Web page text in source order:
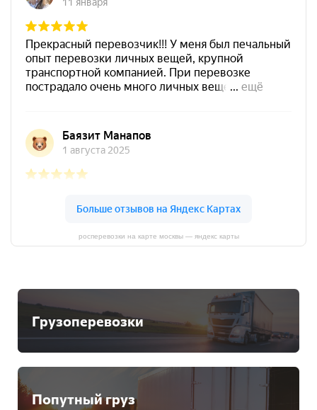
росперевозки на карте москвы — яндекс карты
Грузоперевозки
Попутный груз